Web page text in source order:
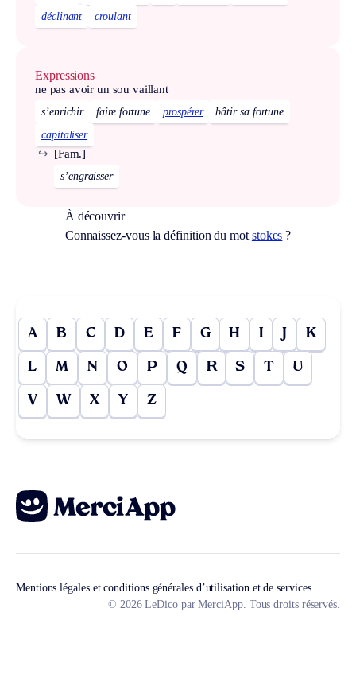
déclinant
croulant
Expressions
ne pas avoir un sou vaillant
s’enrichir faire fortune prospérer
bâtir sa fortune
capitaliser
[Fam.]
↪
s’engraisser
À découvrir
Connaissez-vous la définition du mot stokes ?
A B C D E F G H I J K
L M N O P Q R S T U
V W X Y Z
Mentions légales et conditions générales d’utilisation et de services
© 2026 LeDico par MerciApp. Tous droits réservés.